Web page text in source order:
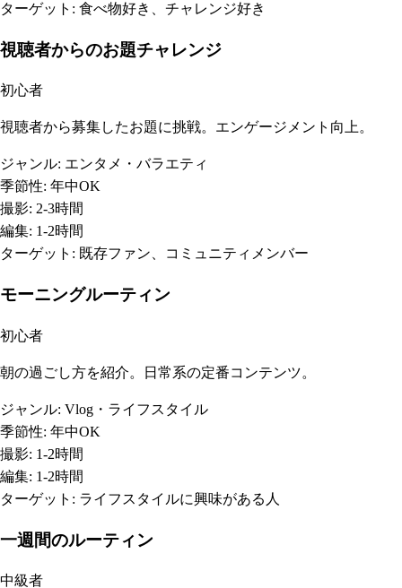
ターゲット: 食べ物好き、チャレンジ好き
視聴者からのお題チャレンジ
初心者
視聴者から募集したお題に挑戦。エンゲージメント向上。
ジャンル: エンタメ・バラエティ
季節性: 年中OK
撮影: 2-3時間
編集: 1-2時間
ターゲット: 既存ファン、コミュニティメンバー
モーニングルーティン
初心者
朝の過ごし方を紹介。日常系の定番コンテンツ。
ジャンル: Vlog・ライフスタイル
季節性: 年中OK
撮影: 1-2時間
編集: 1-2時間
ターゲット: ライフスタイルに興味がある人
一週間のルーティン
中級者